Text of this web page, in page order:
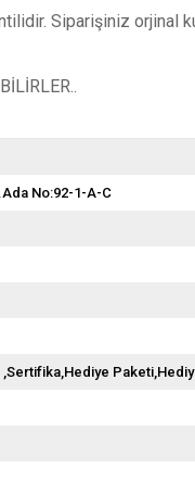
Siparişiniz orjinal
No:92-1-A-C